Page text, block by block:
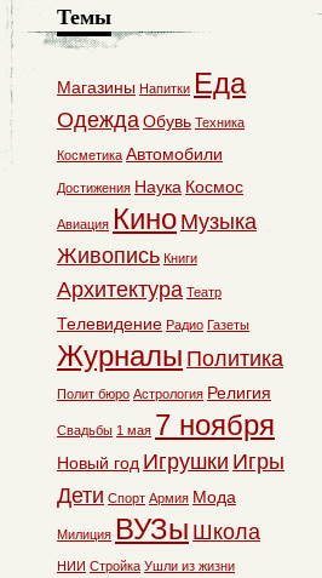
Темы
Магазины Напитки Еда
ОдеждаОбувь Техника
Косметика Автомобили
Достижения Наука Космос
Авиация Кино Музыка
Живопись Книги
Архитектура Театр
Телевидение Радио Газеты
Журналы Политика
Полит бюро Астрология Религия
Свадьбы 1 мая 7 ноября
Новый год Игрушки Игры
Дети Спорт Армия Мода
Милиция ВУЗы Школа
НИИ Стройка Ушли из жизни